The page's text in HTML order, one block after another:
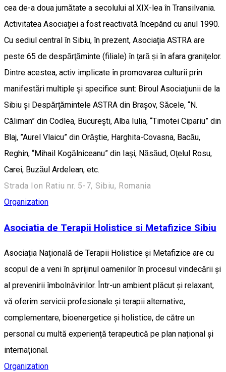
cea de-a doua jumătate a secolului al XIX-lea în Transilvania.
Activitatea Asociaţiei a fost reactivată începând cu anul 1990.
Cu sediul central în Sibiu, în prezent, Asociaţia ASTRA are
peste 65 de despărţăminte (filiale) în ţară și în afara graniţelor.
Dintre acestea, activ implicate în promovarea culturii prin
manifestări multiple şi specifice sunt: Biroul Asociaţiunii de la
Sibiu şi Despărţămintele ASTRA din Braşov, Săcele, “N.
Căliman” din Codlea, Bucureşti, Alba Iulia, “Timotei Cipariu” din
Blaj, ”Aurel Vlaicu” din Orăştie, Harghita-Covasna, Bacău,
Reghin, “Mihail Kogălniceanu” din Iaşi, Năsăud, Oţelul Rosu,
Carei, Buzăul Ardelean, etc.
Strada Ion Ratiu nr. 5-7, Sibiu, Romania
Organization
Asociatia de Terapii Holistice si Metafizice Sibiu
Asociația Națională de Terapii Holistice și Metafizice are cu
scopul de a veni în sprijinul oamenilor în procesul vindecării și
al prevenirii îmbolnăvirilor. Într-un ambient plăcut și relaxant,
vă oferim servicii profesionale și terapii alternative,
complementare, bioenergetice și holistice, de către un
personal cu multă experiență terapeutică pe plan național și
internațional.
Organization